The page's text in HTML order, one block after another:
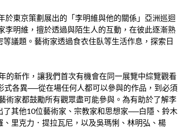
東京策劃展出的「李明維與他的關係」亞洲巡迴
明維，擅於透過與陌生人的互動，在彼此逐漸熟
議題。藝術家透過食衣住臥等生活作息，探索日
的新作，讓我們首次有機會在同一展覽中綜覽觀看
各異──從在場任何人都可以參與的作品，到必須
術家都鼓勵所有觀眾盡可能參與。為有助於了解李
其他10位藝術家、宗教家和思想家──白隱、鈴木
里克力．提拉瓦尼，以及吳瑪悧、林明弘、楊